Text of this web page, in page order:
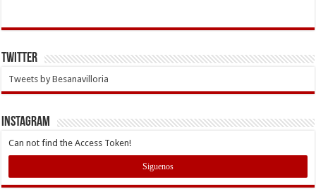
Twitter
Tweets by Besanavilloria
INSTAGRAM
Can not find the Access Token!
Siguenos